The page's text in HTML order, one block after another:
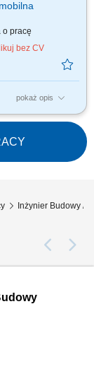
mobilna
o pracę
bez CV
pokaż opis
Budowy.
i
kontrola
Inżynier Budowy /